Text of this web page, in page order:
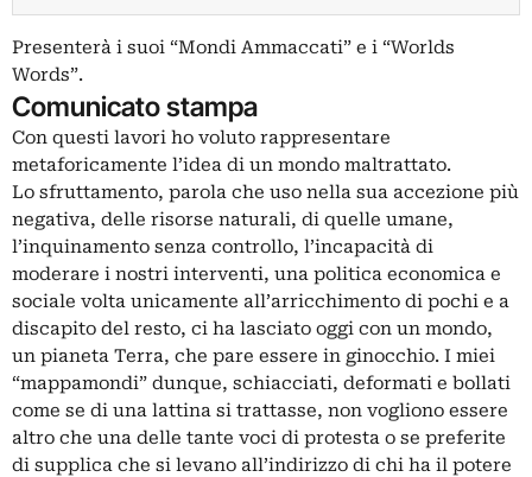
Presenterà i suoi “Mondi Ammaccati” e i “Worlds
Words”.
Comunicato stampa
Con questi lavori ho voluto rappresentare
metaforicamente l’idea di un mondo maltrattato.
Lo sfruttamento, parola che uso nella sua accezione più
negativa, delle risorse naturali, di quelle umane,
l’inquinamento senza controllo, l’incapacità di
moderare i nostri interventi, una politica economica e
sociale volta unicamente all’arricchimento di pochi e a
discapito del resto, ci ha lasciato oggi con un mondo,
un pianeta Terra, che pare essere in ginocchio. I miei
“mappamondi” dunque, schiacciati, deformati e bollati
come se di una lattina si trattasse, non vogliono essere
altro che una delle tante voci di protesta o se preferite
di supplica che si levano all’indirizzo di chi ha il potere